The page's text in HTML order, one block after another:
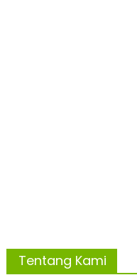
Tentang Kami